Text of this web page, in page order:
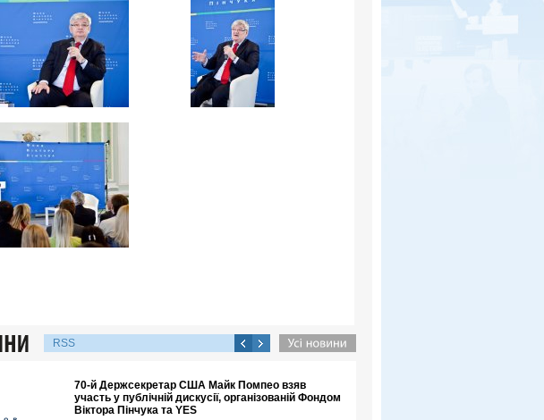
RSS
70-й Держсекретар США Майк Помпео взяв
участь у публічній дискусії, організованій Фондом
Віктора Пінчука та YES